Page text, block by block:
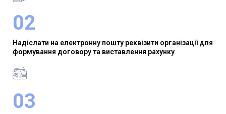
02
Надіслати на електронну пошту реквізити організації для
формування договору та виставлення рахунку
03